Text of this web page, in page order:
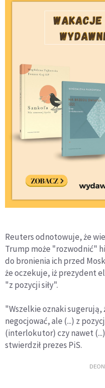
Reuters odnotowuje, że
Trump może "rozwodnić"
do bronienia ich przed
że oczekuje, iż prezydent
"z pozycji siły".
"Wszelkie oznaki
negocjować, ale (...) z
(interlokutor) czy nawet
stwierdził prezes PiS.